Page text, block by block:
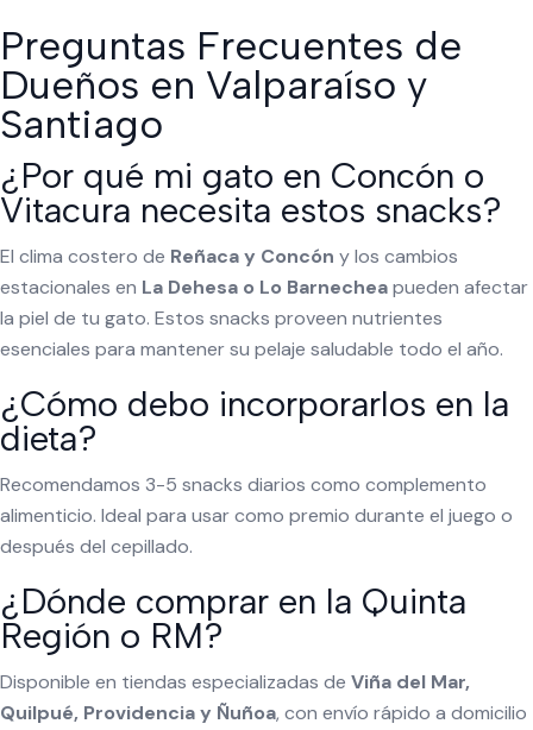
Preguntas Frecuentes de
Dueños en Valparaíso y
Santiago
¿Por qué mi gato en Concón o
Vitacura necesita estos snacks?
El clima costero de Reñaca y Concón y los cambios
estacionales en La Dehesa o Lo Barnecheapueden afectar
la piel de tu gato. Estos snacks proveen nutrientes
esenciales para mantener su pelaje saludable todo el año.
¿Cómo debo incorporarlos en la
dieta?
Recomendamos 3-5 snacks diarios como complemento
alimenticio. Ideal para usar como premio durante el juego o
después del cepillado.
¿Dónde comprar en la Quinta
Región o RM?
Disponible en tiendas especializadas de Viña del Mar,
Quilpué, Providencia y Ñuñoa, con envío rápido a domicilio